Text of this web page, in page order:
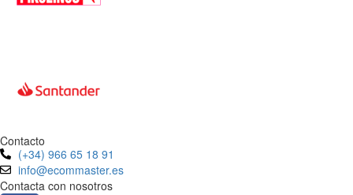
Contacto
(+34) 966 65 18 91
info@ecommaster.es
Contacta con nosotros